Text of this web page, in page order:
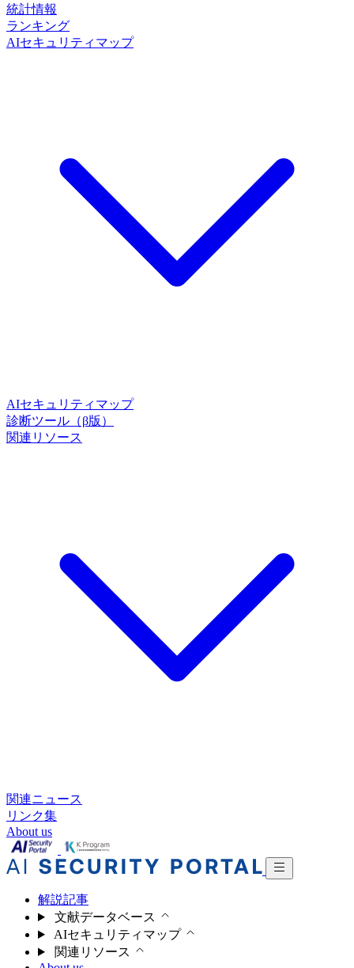
統計情報
ランキング
AIセキュリティマップ
AIセキュリティマップ
診断ツール（β版）
関連リソース
関連ニュース
リンク集
About us
解説記事
文献データベース
AIセキュリティマップ
関連リソース